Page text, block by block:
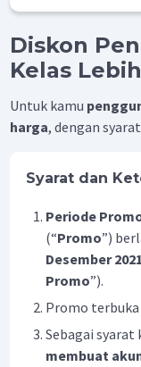
Diskon
Kelas
Untuk kamu
harga, dengan
Syarat dan
Periode
(“Promo”)
Desember
Promo”).
Promo
Sebagai
membuat